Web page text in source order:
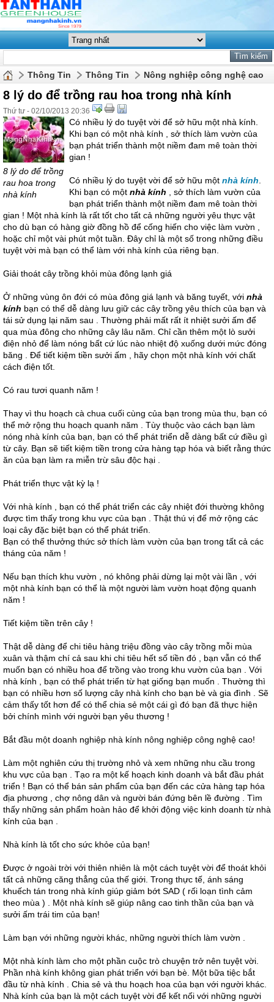
Thông Tin Thông Tin Nông nghiệp công nghệ cao
8 lý do để trồng rau hoa trong nhà kính
Thứ tư - 02/10/2013 20:36
8 lý do để trồng
rau hoa trong
nhà kính
Có nhiều lý do tuyệt vời để sở hữu một nhà kính.
Khi bạn có một nhà kính , sở thích làm vườn của
bạn phát triển thành một niềm đam mê toàn thời
gian !
Có nhiều lý do tuyệt vời để sở hữu một nhà kính
Khi bạn có một nhà kính , sở thích làm vườn của
bạn phát triển thành một niềm đam mê toàn thời
gian ! Một nhà kính là rất tốt cho tất cả những người yêu thực vật
cho dù bạn có hàng giờ đồng hồ để cống hiến cho việc làm vườn ,
hoặc chỉ một vài phút một tuần. Đây chỉ là một số trong những điều
tuyệt vời mà bạn có thể làm với nhà kính của riêng bạn.
Giải thoát cây trồng khỏi mùa đông lạnh giá
Ở những vùng ôn đới có mùa đông giá lạnh và băng tuyết, với nhà
kính bạn có thể dễ dàng lưu giữ các cây trồng yêu thích của bạn và
tái sử dụng lại năm sau . Thường phải mất rất ít nhiệt sưởi ấm để
qua mùa đông cho những cây lâu năm. Chỉ cần thêm một lò sưởi
điện nhỏ để làm nóng bất cứ lúc nào nhiệt độ xuống dưới mức đóng
băng . Để tiết kiệm tiền sưởi ấm , hãy chọn một nhà kính với chất
cách điện tốt.
Có rau tươi quanh năm !
Thay vì thu hoạch cà chua cuối cùng của bạn trong mùa thu, bạn có
thể mở rộng thu hoạch quanh năm . Tùy thuộc vào cách bạn làm
nóng nhà kính của bạn, bạn có thể phát triển dễ dàng bất cứ điều gì
từ cây. Bạn sẽ tiết kiệm tiền trong cửa hàng tạp hóa và biết rằng thức
ăn của bạn làm ra miễn trừ sâu độc hại .
Phát triển thực vật kỳ lạ !
Với nhà kính , bạn có thể phát triển các cây nhiệt đới thường không
được tìm thấy trong khu vực của bạn . Thật thú vị để mở rộng các
loại cây đặc biệt bạn có thể phát triển.
Bạn có thể thưởng thức sở thích làm vườn của bạn trong tất cả các
tháng của năm !
Nếu bạn thích khu vườn , nó không phải dừng lại một vài lần , với
một nhà kính bạn có thể là một người làm vườn hoạt động quanh
năm !
Tiết kiệm tiền trên cây !
Thật dễ dàng để chi tiêu hàng triệu đồng vào cây trồng mỗi mùa
xuân và thậm chí cả sau khi chi tiêu hết số tiền đó , bạn vẫn có thể
muốn bạn có nhiều hoa để trồng vào trong khu vườn của bạn . Với
nhà kính , bạn có thể phát triển từ hạt giống bạn muốn . Thường thì
bạn có nhiều hơn số lượng cây nhà kính cho bạn bè và gia đình . Sẽ
cảm thấy tốt hơn để có thể chia sẻ một cái gì đó bạn đã thực hiện
bởi chính mình với người bạn yêu thương !
Bắt đầu một doanh nghiệp nhà kính nông nghiệp công nghệ cao!
Làm một nghiên cứu thị trường nhỏ và xem những nhu cầu trong
khu vực của bạn . Tạo ra một kế hoạch kinh doanh và bắt đầu phát
triển ! Bạn có thể bán sản phẩm của bạn đến các cửa hàng tạp hóa
địa phương , chợ nông dân và người bán đứng bên lề đường . Tìm
thấy những sản phẩm hoàn hảo để khởi động việc kinh doanh từ nhà
kính của bạn .
Nhà kính là tốt cho sức khỏe của bạn!
Được ở ngoài trời với thiên nhiên là một cách tuyệt vời để thoát khỏi
tất cả những căng thẳng của thế giới. Trong thực tế, ánh sáng
khuếch tán trong nhà kính giúp giảm bớt SAD ( rối loạn tình cảm
theo mùa ) . Một nhà kính sẽ giúp nâng cao tinh thần của bạn và
sưởi ấm trái tim của bạn!
Làm bạn với những người khác, những người thích làm vườn .
Một nhà kính làm cho một phần cuộc trò chuyện trở nên tuyệt vời.
Phần nhà kính không gian phát triển với bạn bè. Một bữa tiệc bắt
đầu từ nhà kính . Chia sẻ và thu hoạch hoa của bạn với người khác.
Nhà kính của bạn là một cách tuyệt vời để kết nối với những người